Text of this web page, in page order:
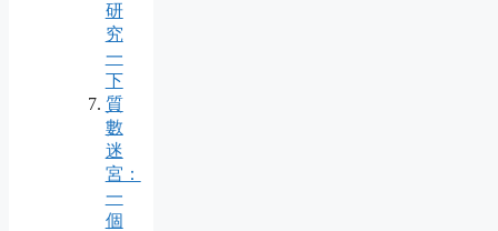
研
究
一
下
質
數
迷
宮：
一
個